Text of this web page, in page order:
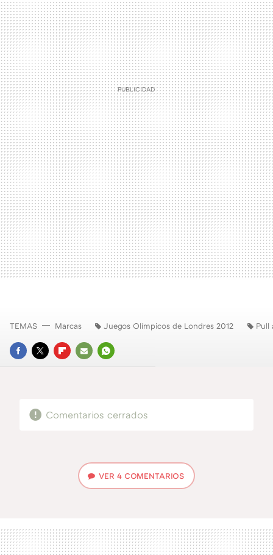
FACEBOOK
TWITTERFLIPBOARD
E-
WHATSAPP
TEMAS Marcas Juegos Olímpicos de Londres 2012 Pull
Comentarios cerrados
VER 4 COMENTARIOS